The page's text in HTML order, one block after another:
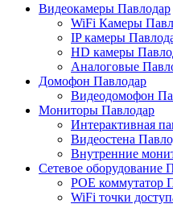
Видеокамеры Павлодар
WiFi Камеры
IP камеры
HD камеры
Аналоговые
Домофон Павлодар
Видеодомофон
Мониторы Павлодар
Интерактивная
Видеостена
Внутренние
Сетевое оборудование
POE коммутатор
WiFi точки